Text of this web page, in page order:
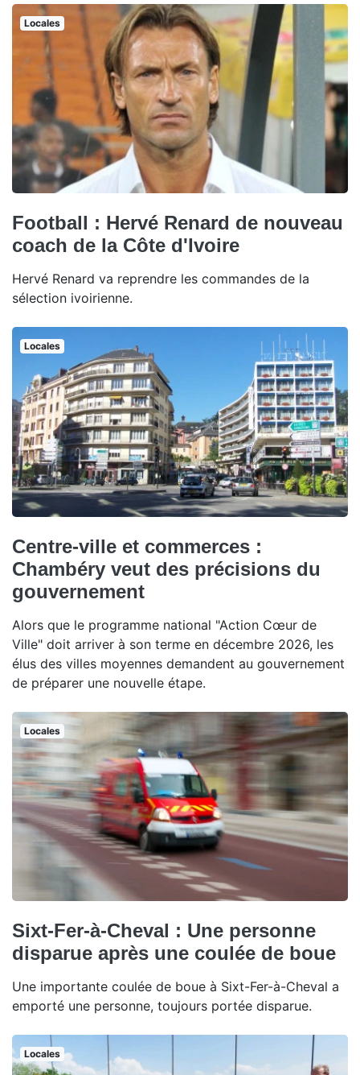
Locales
Football : Hervé Renard de nouveau
coach de la Côte d'Ivoire
Hervé Renard va reprendre les commandes de la
sélection ivoirienne.
Locales
Centre-ville et commerces :
Chambéry veut des précisions du
gouvernement
Alors que le programme national "Action Cœur de
Ville" doit arriver à son terme en décembre 2026, les
élus des villes moyennes demandent au gouvernement
de préparer une nouvelle étape.
Locales
Sixt-Fer-à-Cheval : Une personne
disparue après une coulée de boue
Une importante coulée de boue à Sixt-Fer-à-Cheval a
emporté une personne, toujours portée disparue.
Locales